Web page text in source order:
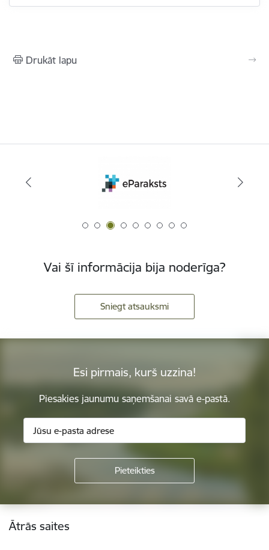
Drukāt lapu
Vai šī informācija bija noderīga?
Sniegt atsauksmi
Esi pirmais, kurš uzzina!
Piesakies jaunumu saņemšanai savā e-pastā.
Kājene
Ātrās saites